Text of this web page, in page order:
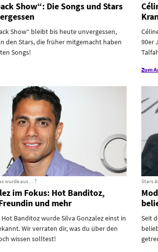
Show“: Die Songs und Stars
Show“ bleibt bis heute unvergessen,
den Stars, die früher mitgemacht haben
Songs!
90er
Zum
wurde aus …?
im Fokus: Hot Banditoz,
und mehr
Banditoz wurde Silva Gonzalez einst in
Wir verraten dir, was du über den
wissen solltest!
Stars
Seit